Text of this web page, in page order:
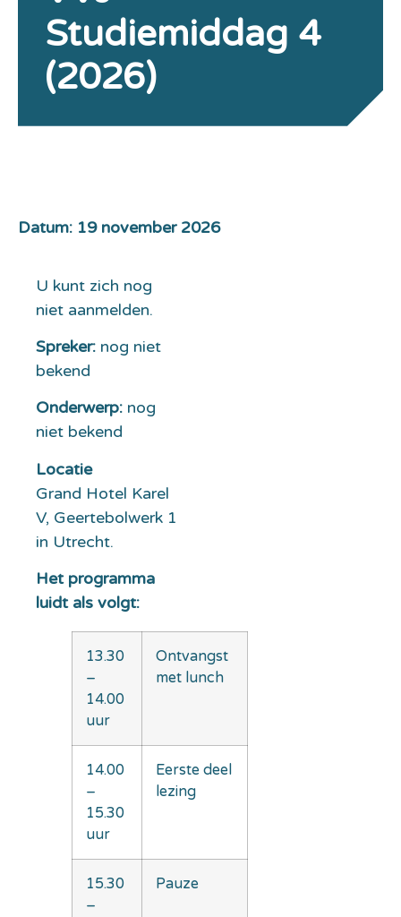
Studiemiddag 4
(2026)
Datum: 19 november 2026
U kunt zich nog
niet aanmelden.
Spreker: nog niet
bekend
Onderwerp: nog
niet bekend
Locatie
Grand Hotel Karel
V, Geertebolwerk 1
in Utrecht.
Het programma
luidt als volgt:
13.30
–
14.00
uur
Ontvangst
met lunch
14.00
–
15.30
uur
Eerste deel
lezing
15.30
–
Pauze